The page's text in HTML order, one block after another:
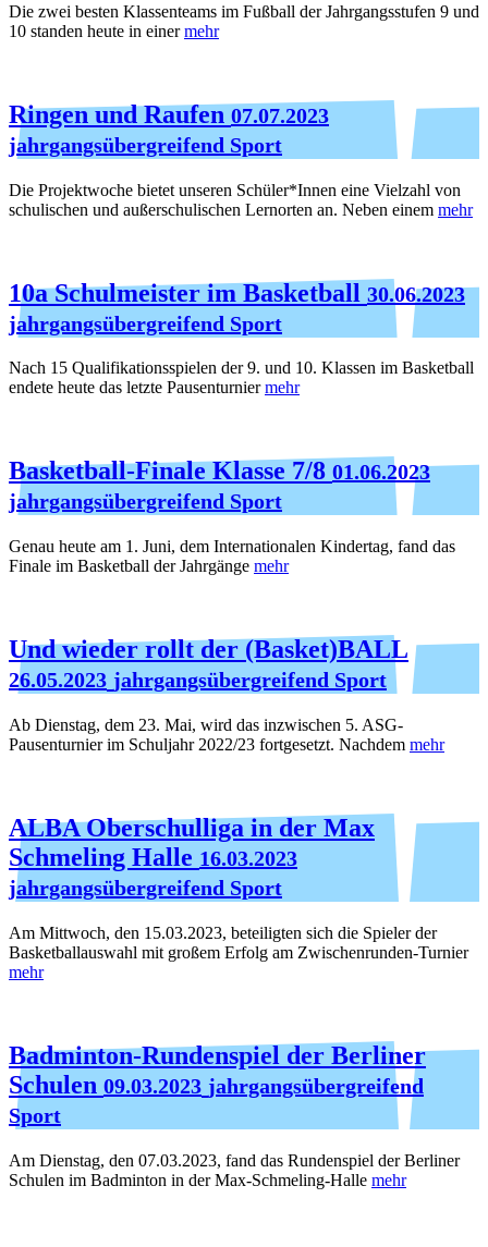
Die zwei besten Klassenteams im Fußball der Jahrgangsstufen 9 und
10 standen heute in einermehr
Ringen und Raufen07.07.2023
jahrgangsübergreifend Sport
Die Projektwoche bietet unseren Schüler*Innen eine Vielzahl von
schulischen und außerschulischen Lernorten an. Neben einem mehr
10a Schulmeister im Basketball 30.06.2023
jahrgangsübergreifend Sport
Nach 15 Qualifikationsspielen der 9. und 10. Klassen im Basketball
endete heute das letzte Pausenturniermehr
Basketball-Finale Klasse 7/8 01.06.2023
jahrgangsübergreifend Sport
Genau heute am 1. Juni, dem Internationalen Kindertag, fand das
Finale im Basketball der Jahrgänge mehr
Und wieder rollt der (Basket)BALL
26.05.2023 jahrgangsübergreifend Sport
Ab Dienstag, dem 23. Mai, wird das inzwischen 5. ASG-
Pausenturnier im Schuljahr 2022/23 fortgesetzt. Nachdem mehr
ALBA Oberschulliga in der Max
Schmeling Halle 16.03.2023
jahrgangsübergreifend Sport
Am Mittwoch, den 15.03.2023, beteiligten sich die Spieler der
Basketballauswahl mit großem Erfolg am Zwischenrunden-Turnier
mehr
Badminton-Rundenspiel der Berliner
Schulen 09.03.2023 jahrgangsübergreifend
Sport
Am Dienstag, den 07.03.2023, fand das Rundenspiel der Berliner
Schulen im Badminton in der Max-Schmeling-Halle mehr